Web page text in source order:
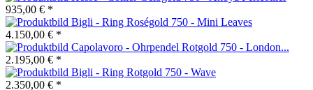
935,00 € *
Bigli - Ring Roségold 750 - Mini Leaves
4.150,00 € *
Capolavoro - Ohrpendel Rotgold 750 - London...
2.195,00 € *
Bigli - Ring Rotgold 750 - Wave
2.350,00 € *